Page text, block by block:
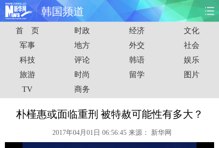
韩国频道
首页 时政 国际 财经
娱乐 体育 人事 教育
时尚 思客
港澳 台湾 华人 汽车
能源 房产
首 页 时政 经济
文化
军事
地方 外交
社会
科技
评论 韩语
娱乐
旅游
时尚 留学
图片
TV
商务
朴槿惠或面临重刑 被特赦可能性有多大？
2017年04月01日 06:56:45 来源： 新华网